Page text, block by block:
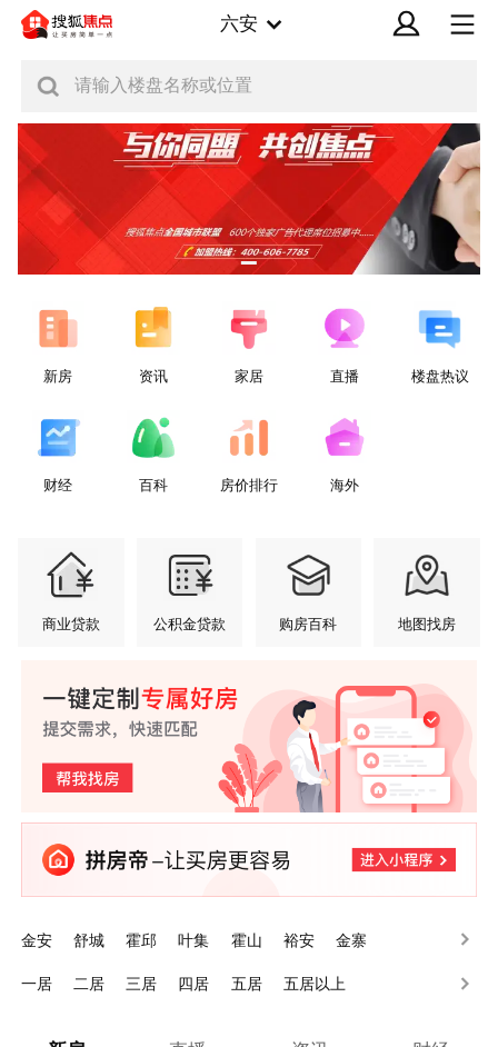
六安
请输入楼盘名称或位置
新房 资讯 家居 直播 楼盘热议
财经 百科 房价排行 海外
商业贷款 公积金贷款 购房百科 地图找房
金安 舒城 霍邱 叶集 霍山 裕安 金寨
一居 二居 三居 四居 五居 五居以上